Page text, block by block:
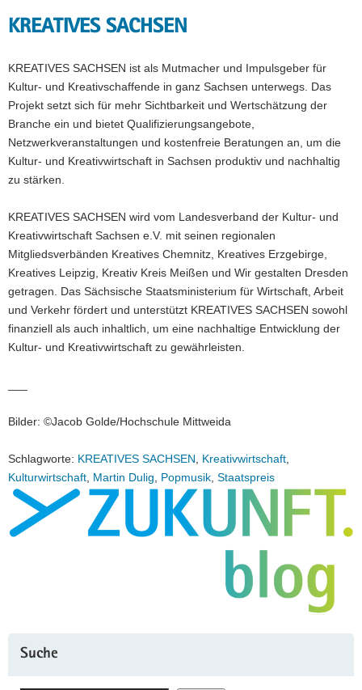
KREATIVES SACHSEN
KREATIVES SACHSEN ist als Mutmacher und Impulsgeber für
Kultur- und Kreativschaffende in ganz Sachsen unterwegs. Das
Projekt setzt sich für mehr Sichtbarkeit und Wertschätzung der
Branche ein und bietet Qualifizierungsangebote,
Netzwerkveranstaltungen und kostenfreie Beratungen an, um die
Kultur- und Kreativwirtschaft in Sachsen produktiv und nachhaltig
zu stärken.
KREATIVES SACHSEN wird vom Landesverband der Kultur- und
Kreativwirtschaft Sachsen e.V. mit seinen regionalen
Mitgliedsverbänden Kreatives Chemnitz, Kreatives Erzgebirge,
Kreatives Leipzig, Kreativ Kreis Meißen und Wir gestalten Dresden
getragen. Das Sächsische Staatsministerium für Wirtschaft, Arbeit
und Verkehr fördert und unterstützt KREATIVES SACHSEN sowohl
finanziell als auch inhaltlich, um eine nachhaltige Entwicklung der
Kultur- und Kreativwirtschaft zu gewährleisten.
Bilder: ©Jacob Golde/Hochschule Mittweida
Schlagworte: KREATIVES SACHSEN Kreativwirtschaft
Kulturwirtschaft Martin Dulig Popmusik Staatspreis
Suche